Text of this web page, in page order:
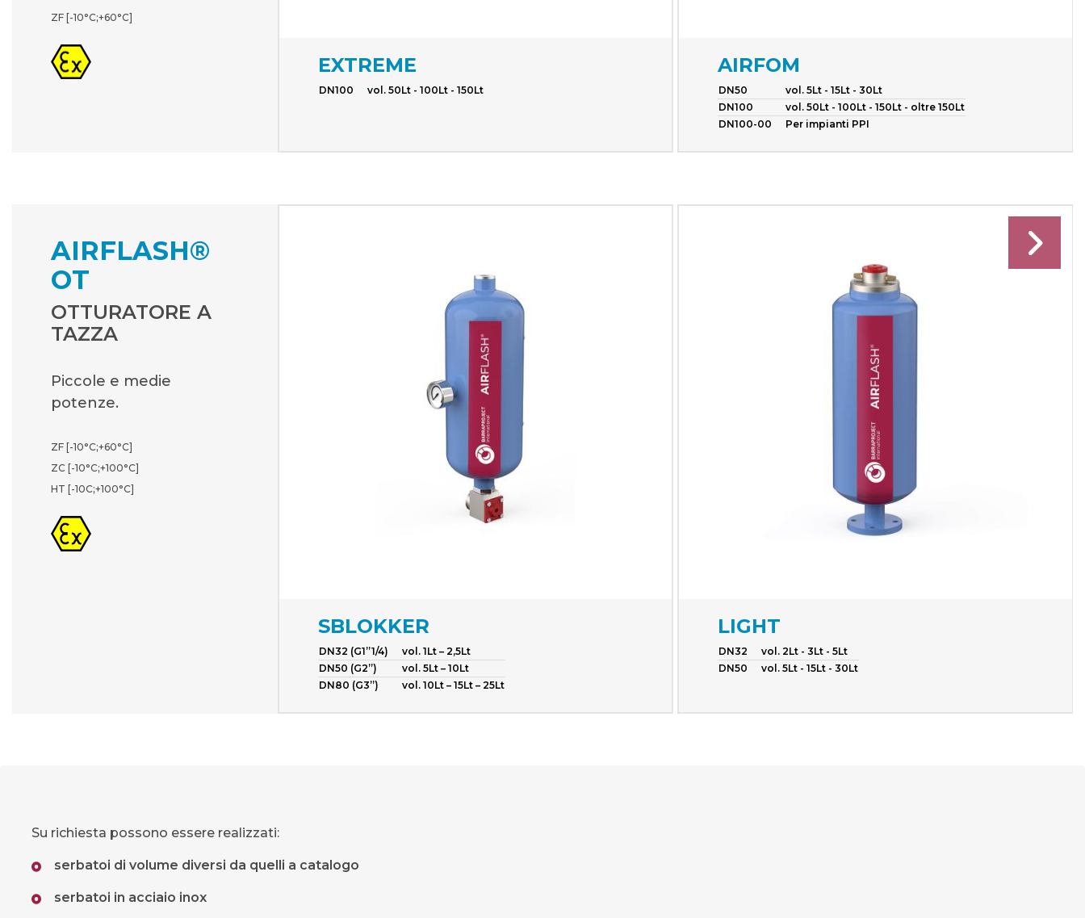
ZF [-10°C;+60°C]
EXTREME
DN100 vol. 50Lt - 100Lt - 150Lt
AIRFOM
DN50
vol. 5Lt - 15Lt - 30Lt
DN100
vol. 50Lt - 100Lt - 150Lt - oltre 150Lt
DN100-00
Per impianti PPI
AIRFLASH®
OT
OTTURATORE A
TAZZA
Piccole e medie
potenze.
ZF [-10°C;+60°C]
ZC [-10°C;+100°C]
HT [-10C;+100°C]
SBLOKKER
DN32 (G1”1/4)
vol. 1Lt – 2,5Lt
DN50 (G2”)
vol. 5Lt – 10Lt
DN80 (G3”)
vol. 10Lt – 15Lt – 25Lt
LIGHT
DN32
vol. 2Lt - 3Lt - 5Lt
DN50
vol. 5Lt - 15Lt - 30Lt
Su richiesta possono essere realizzati:
serbatoi di volume diversi da quelli a catalogo
serbatoi in acciaio inox